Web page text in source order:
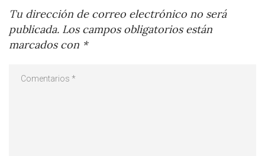
Tu dirección de correo electrónico no será
publicada. Los campos obligatorios están
marcados con *